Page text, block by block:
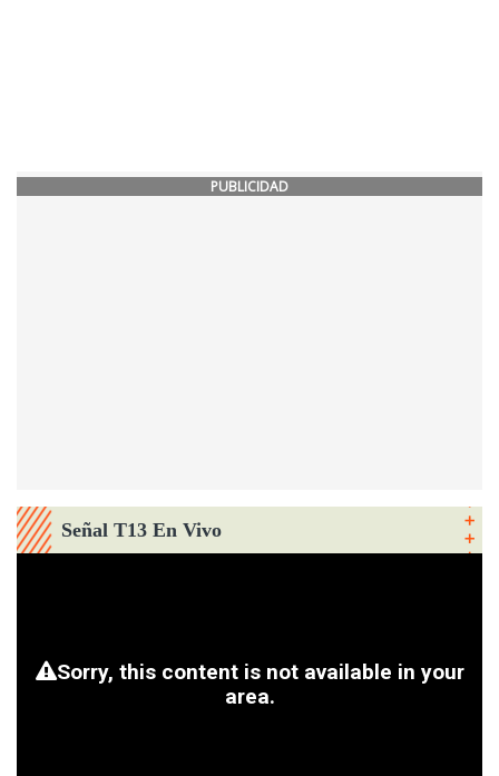
PUBLICIDAD
Señal T13 En Vivo